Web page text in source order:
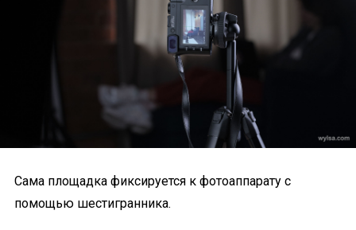
Сама площадка фиксируется к фотоаппарату с
помощью шестигранника.